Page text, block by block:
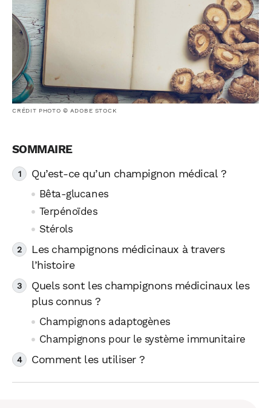
CRÉDIT PHOTO © ADOBE STOCK
Qu’est-ce qu’un champignon médical ?
Bêta-glucanes
Terpénoïdes
Stérols
Les champignons médicinaux à travers
l’histoire
Quels sont les champignons médicinaux les
plus connus ?
Champignons adaptogènes
Champignons pour le système immunitaire
Comment les utiliser ?